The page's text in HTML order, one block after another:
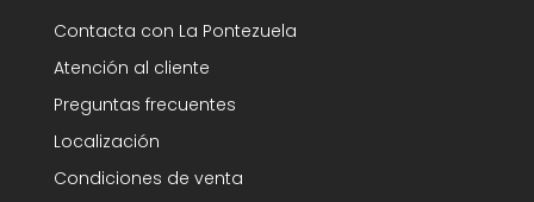
Contacta con La Pontezuela
Atención al cliente
Preguntas frecuentes
Localización
Condiciones de venta